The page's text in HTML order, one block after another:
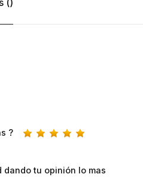
()
?
tu opinión lo mas